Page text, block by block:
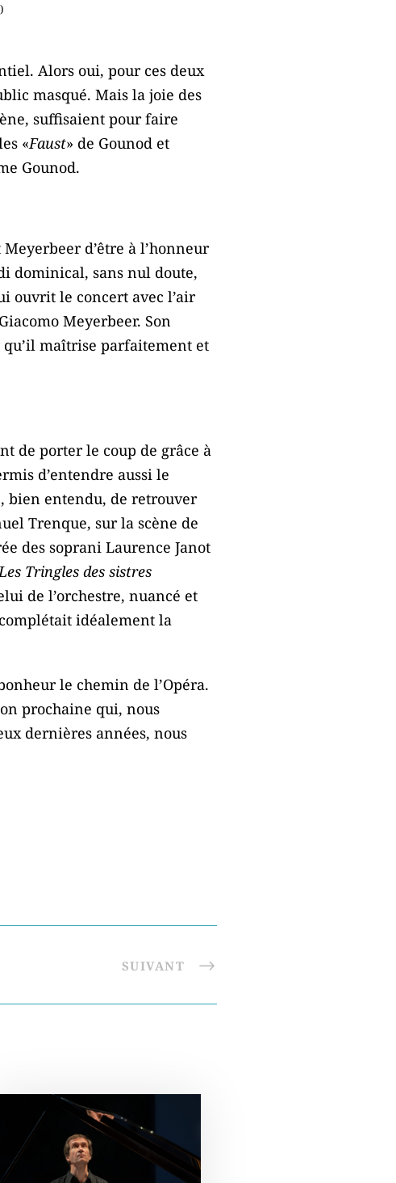
Alors oui, pour ces deux
masqué. Mais la joie des
suffisaient pour faire
«Faust» de Gounod et
Gounod.
d’être à l’honneur
dominical, sans nul doute,
ouvrit le concert avec l’air
Meyerbeer. Son
qu’il maîtrise parfaitement et
de porter le coup de grâce à
d’entendre aussi le
bien entendu, de retrouver
Trenque, sur la scène de
des soprani Laurence Janot
Tringles des sistres
de l’orchestre, nuancé et
idéalement la
le chemin de l’Opéra.
prochaine qui, nous
dernières années, nous
SUIVANT